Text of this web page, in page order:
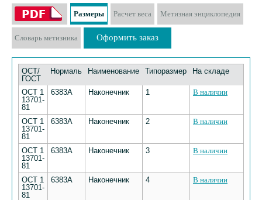
Размеры Расчет веса Метизная энциклопедия
Словарь метизника Оформить заказ
ОСТ/
ГОСТ
Нормаль Наименование Типоразмер На складе
ОСТ 1
13701-
81
6383А Наконечник 1 В наличии
ОСТ 1
13701-
81
6383А Наконечник 2 В наличии
ОСТ 1
13701-
81
6383А Наконечник 3 В наличии
ОСТ 1
13701-
81
6383А Наконечник 4 В наличии